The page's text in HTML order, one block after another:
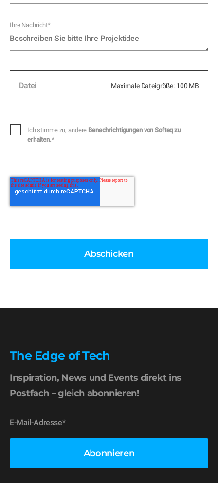
Ihre Nachricht*
Datei Maximale Dateigröße: 100 MB
Ich stimme zu, andere Benachrichtigungen von Softeq zu
erhalten.*
The Edge of Tech
Inspiration, News und Events direkt ins
Postfach – gleich abonnieren!